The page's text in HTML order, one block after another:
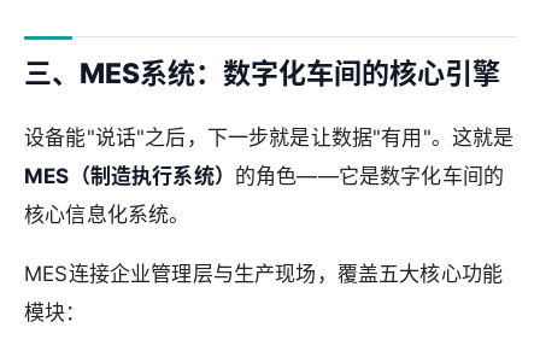
三、MES系统：数字化车间的核心引擎
设备能"说话"之后，下一步就是让数据"有用"。这就是
MES（制造执行系统） 的角色——它是数字化车间的
核心信息化系统。
MES连接企业管理层与生产现场，覆盖五大核心功能
模块：